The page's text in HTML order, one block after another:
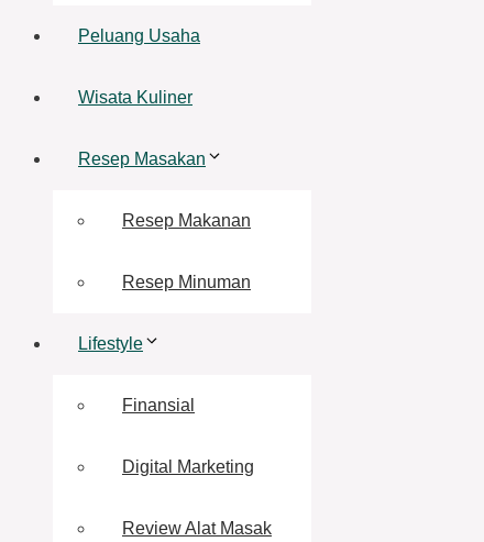
Peluang Usaha
Wisata Kuliner
Resep Masakan
Resep Makanan
Resep Minuman
Lifestyle
Finansial
Digital Marketing
Review Alat Masak